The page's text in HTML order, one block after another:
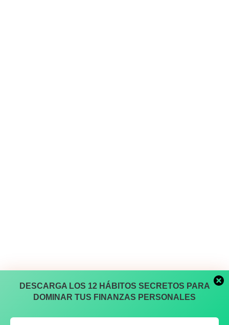
DESCARGA LOS 12 HÁBITOS SECRETOS PARA
DOMINAR TUS FINANZAS PERSONALES